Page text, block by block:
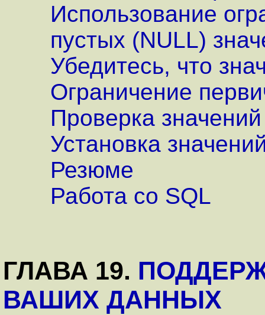
Использование
пустых (NULL)
Убедитесь, что
Ограничение
Проверка
Установка
Резюме
Работа со SQL
ГЛАВА 19.
ВАШИХ ДАННЫХ